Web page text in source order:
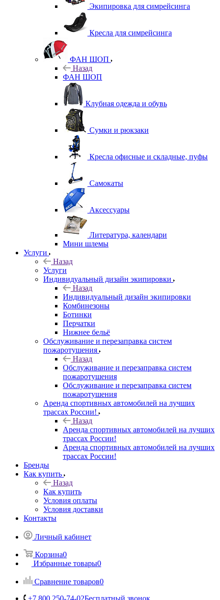
Экипировка для симрейсинга
Кресла для симрейсинга
ФАН ШОП
Назад
ФАН ШОП
Клубная одежда и обувь
Сумки и рюкзаки
Кресла офисные и складные, пуфы
Самокаты
Аксессуары
Литература, календари
Мини шлемы
Услуги
Назад
Услуги
Индивидуальный дизайн экипировки
Назад
Индивидуальный дизайн экипировки
Комбинезоны
Ботинки
Перчатки
Нижнее бельё
Обслуживание и перезаправка систем
пожаротушения
Назад
Обслуживание и перезаправка систем
пожаротушения
Обслуживание и перезаправка систем
пожаротушения
Аренда спортивных автомобилей на лучших
трассах России!
Назад
Аренда спортивных автомобилей на лучших
трассах России!
Аренда спортивных автомобилей на лучших
трассах России!
Бренды
Как купить
Назад
Как купить
Условия оплаты
Условия доставки
Контакты
Личный кабинет
Корзина0
Избранные товары0
Сравнение товаров0
+7 800 250-74-02Бесплатный звонок